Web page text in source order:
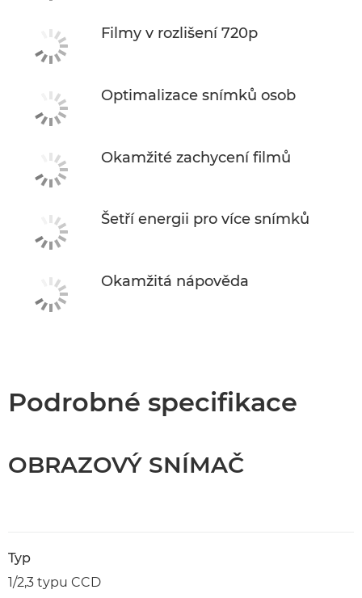
Filmy v rozlišení 720p
Optimalizace snímků osob
Okamžité zachycení filmů
Šetří energii pro více snímků
Okamžitá nápověda
Podrobné specifikace
OBRAZOVÝ SNÍMAČ
Typ
1/2,3 typu CCD